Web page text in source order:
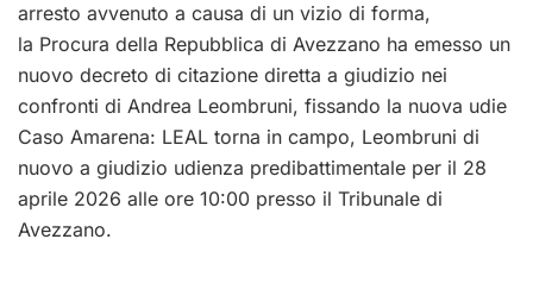
arresto avvenuto a causa di un vizio di forma,
la Procura della Repubblica di Avezzano ha emesso un
nuovo decreto di citazione diretta a giudizio nei
confronti di Andrea Leombruni, fissando la nuova udie
Caso Amarena: LEAL torna in campo, Leombruni di
nuovo a giudizio udienza predibattimentale per il 28
aprile 2026 alle ore 10:00 presso il Tribunale di
Avezzano.